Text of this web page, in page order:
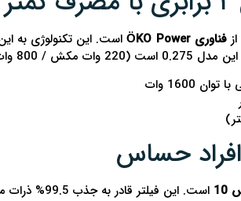
ازفناوری ÖKO Power
مکش / 800 وات مصرف) که رقمی قابل قبول در رده جاروبرقی‌های عصایی محسوب می‌شود.
وات
است. این فیلتر قادر به جذب 99.5% ذرات معلق با قطر 0.3 میکرون شامل: